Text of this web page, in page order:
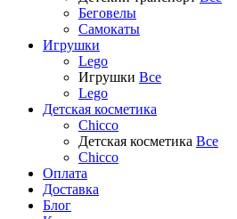
Беговелы
Самокаты
Игрушки
Lego
Игрушки Все
Lego
Детская косметика
Chicco
Детская косметика Все
Chicco
Оплата
Доставка
Блог